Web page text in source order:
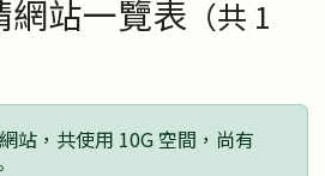
網站一覽表 （共 1
站，共使用 10G 空間，尚有